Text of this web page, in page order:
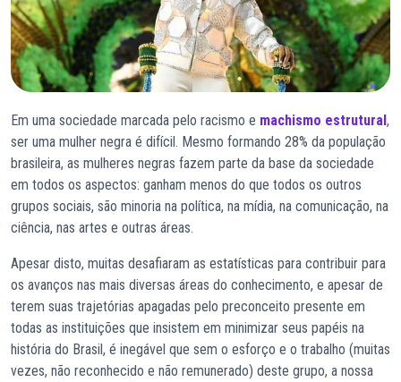
Em uma sociedade marcada pelo racismo e machismo estrutural,
ser uma mulher negra é difícil. Mesmo formando 28% da população
brasileira, as mulheres negras fazem parte da base da sociedade
em todos os aspectos: ganham menos do que todos os outros
grupos sociais, são minoria na política, na mídia, na comunicação, na
ciência, nas artes e outras áreas.
Apesar disto, muitas desafiaram as estatísticas para contribuir para
os avanços nas mais diversas áreas do conhecimento, e apesar de
terem suas trajetórias apagadas pelo preconceito presente em
todas as instituições que insistem em minimizar seus papéis na
história do Brasil, é inegável que sem o esforço e o trabalho (muitas
vezes, não reconhecido e não remunerado) deste grupo, a nossa